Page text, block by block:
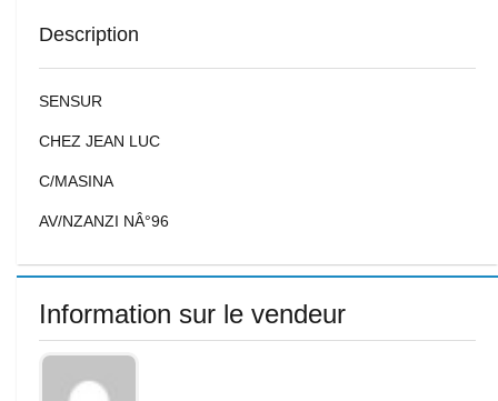
Description
SENSUR
CHEZ JEAN LUC
C/MASINA
AV/NZANZI NÂ°96
Information sur le vendeur